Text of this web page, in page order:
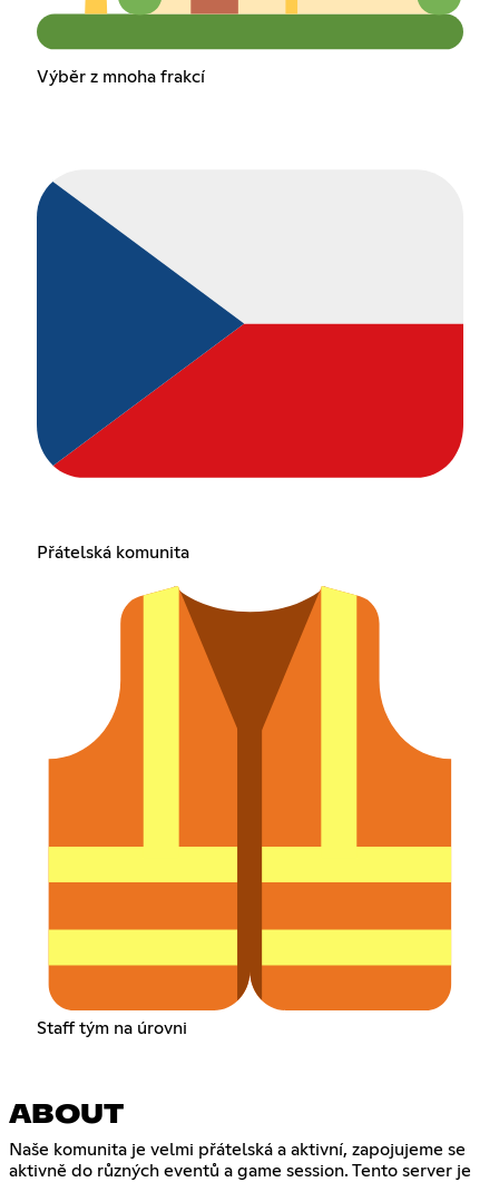
Výběr z mnoha frakcí
Přátelská komunita
Staff tým na úrovni
ABOUT
Naše komunita je velmi přátelská a aktivní, zapojujeme se
aktivně do různých eventů a game session. Tento server je